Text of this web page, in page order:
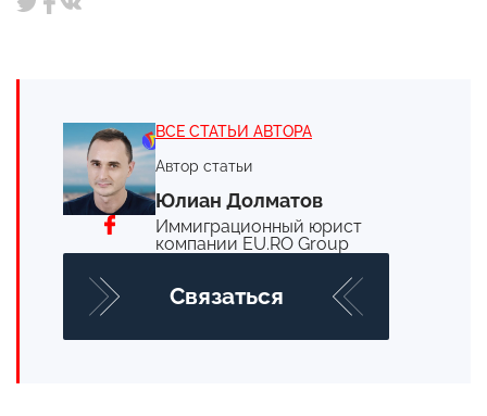
ВСЕ СТАТЬИ АВТОРА
Автор статьи
Юлиан Долматов
Иммиграционный юрист
компании EU.RO Group
Cвязаться